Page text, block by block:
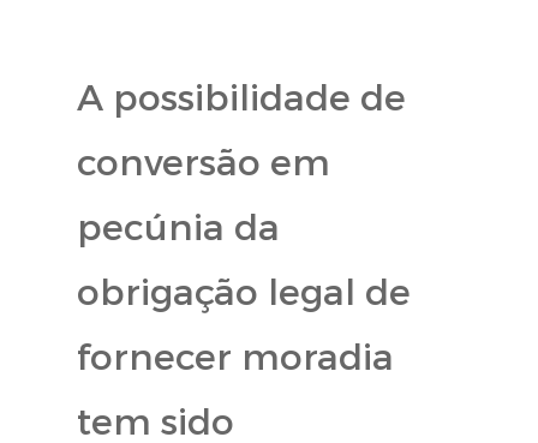
A possibilidade de
conversão em
pecúnia da
obrigação legal de
fornecer moradia
tem sido